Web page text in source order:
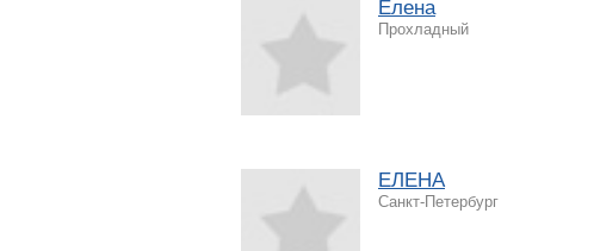
Елена
Прохладный
ЕЛЕНА
Санкт-Петербург